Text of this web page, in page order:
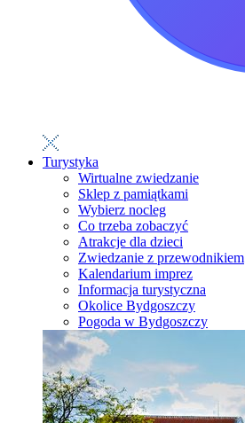
Turystyka
Wirtualne zwiedzanie
Sklep z pamiątkami
Wybierz nocleg
Co trzeba zobaczyć
Atrakcje dla dzieci
Zwiedzanie z przewodnikiem
Kalendarium imprez
Informacja turystyczna
Okolice Bydgoszczy
Pogoda w Bydgoszczy